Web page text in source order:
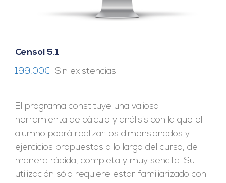
Censol 5.1
199,00€ Sin existencias
El programa constituye una valiosa
herramienta de cálculo y análisis con la que el
alumno podrá realizar los dimensionados y
ejercicios propuestos a lo largo del curso, de
manera rápida, completa y muy sencilla. Su
utilización sólo requiere estar familiarizado con